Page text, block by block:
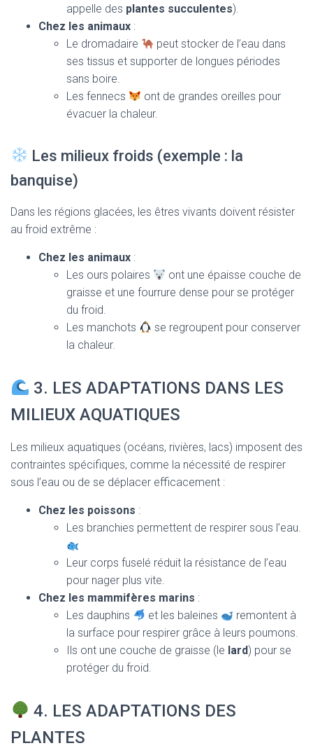
appelle des plantes succulentes).
Chez les animaux :
Le dromadaire
peut stocker de l’eau dans
ses tissus et supporter de longues périodes
sans boire.
Les fennecs
ont de grandes oreilles pour
évacuer la chaleur.
Les milieux froids (exemple : la
banquise)
Dans les régions glacées, les êtres vivants doivent résister
au froid extrême :
Chez les animaux :
Les ours polaires
ont une épaisse couche de
graisse et une fourrure dense pour se protéger
du froid.
Les manchots
se regroupent pour conserver
la chaleur.
3. LES ADAPTATIONS DANS LES
MILIEUX AQUATIQUES
Les milieux aquatiques (océans, rivières, lacs) imposent des
contraintes spécifiques, comme la nécessité de respirer
sous l’eau ou de se déplacer efficacement :
Chez les poissons :
Les branchies permettent de respirer sous l’eau.
Leur corps fuselé réduit la résistance de l’eau
pour nager plus vite.
Chez les mammifères marins :
Les dauphins
et les baleines
remontent à
la surface pour respirer grâce à leurs poumons.
Ils ont une couche de graisse (le lard) pour se
protéger du froid.
4. LES ADAPTATIONS DES
PLANTES